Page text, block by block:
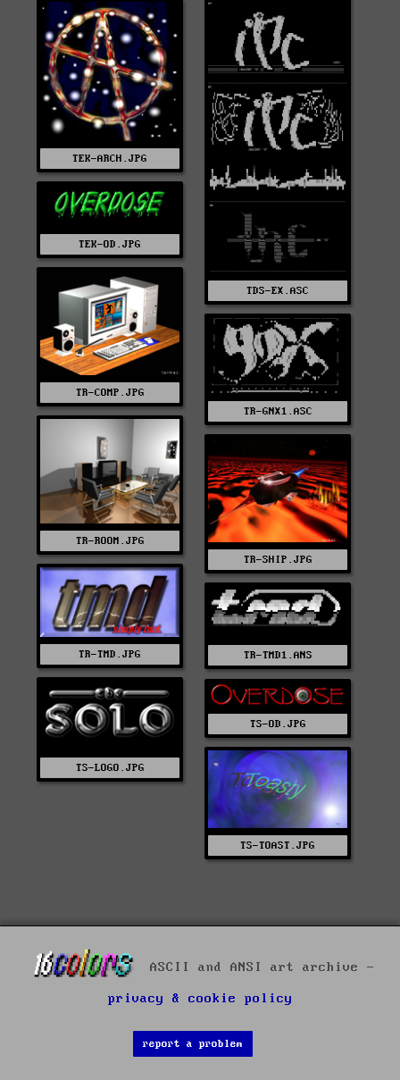
TDS-EX.ASC
TEK-ARCH.JPG
TEK-OD.JPG
TR-COMP.JPG
TR-GNX1.ASC
TR-ROOM.JPG
TR-SHIP.JPG
TR-TMD.JPG TR-TMD1.ANS
TS-LOGO.JPG
TS-OD.JPG
TS-TOAST.JPG
ASCII and ANSI art archive -
privacy & cookie policy
report a problem